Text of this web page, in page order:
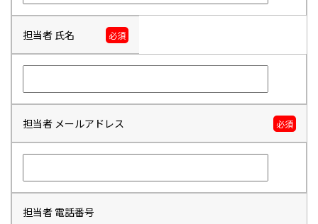
担当者 氏名 必須
担当者 メールアドレス 必須
担当者 電話番号